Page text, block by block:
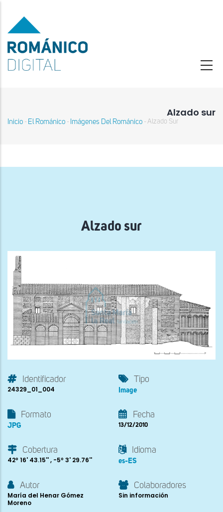
contenido
principal
Alzado sur
Sobrescribir
navegación
Inicio - El Románico - Imágenes Del Románico - Alzado Sur
Alzado sur
Identificador
24329_01_004
Tipo
Image
Formato
JPG
Fecha
13/12/2010
Cobertura
42º 16' 43.15'' , -5º 3' 29.76''
Idioma
es-ES
Autor
María del Henar Gómez
Moreno
Colaboradores
Sin información